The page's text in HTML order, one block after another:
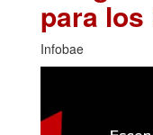
para los
Infobae